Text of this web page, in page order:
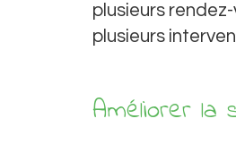
plusieurs
plusieurs
Améliorer la